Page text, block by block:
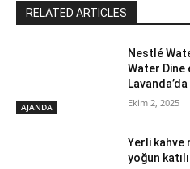
RELATED ARTICLES
AJANDA
Nestlé
Water Dine
Lavanda’da
Ekim 2, 2025
Yerli kahve
yoğun